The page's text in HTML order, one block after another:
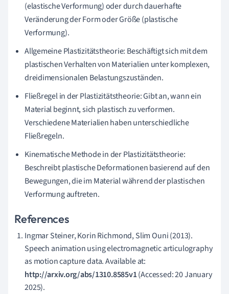
(elastische Verformung) oder durch dauerhafte
Veränderung der Form oder Größe (plastische
Verformung).
Allgemeine Plastizitätstheorie: Beschäftigt sich mit dem
plastischen Verhalten von Materialien unter komplexen,
dreidimensionalen Belastungszuständen.
Fließregel in der Plastizitätstheorie: Gibt an, wann ein
Material beginnt, sich plastisch zu verformen.
Verschiedene Materialien haben unterschiedliche
Fließregeln.
Kinematische Methode in der Plastizitätstheorie:
Beschreibt plastische Deformationen basierend auf den
Bewegungen, die im Material während der plastischen
Verformung auftreten.
References
Ingmar Steiner, Korin Richmond, Slim Ouni (2013).
Speech animation using electromagnetic articulography
as motion capture data. Available at:
http://arxiv.org/abs/1310.8585v1(Accessed: 20 January
2025).